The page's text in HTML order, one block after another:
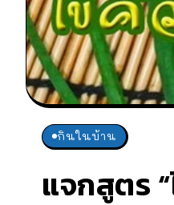
กินในบ้าน
แจกสูตร